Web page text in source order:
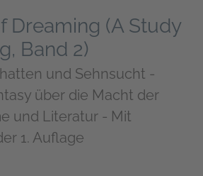
Dreaming (A Study
Band 2)
und Sehnsucht -
über die Macht der
und Literatur - Mit
1. Auflage